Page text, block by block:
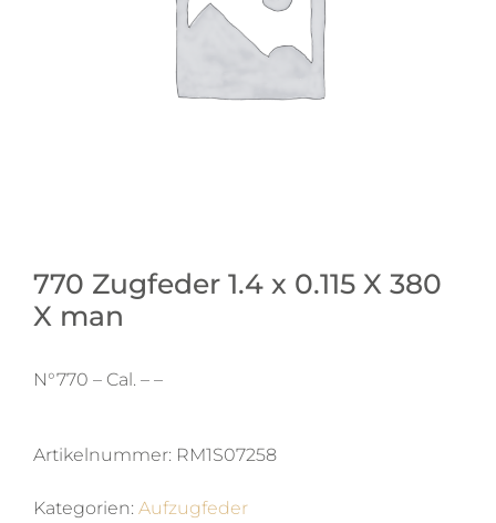
770 Zugfeder 1.4 x 0.115 X 380
X man
N°770 – Cal. – –
Artikelnummer: RM1S07258
Kategorien: Aufzugfeder